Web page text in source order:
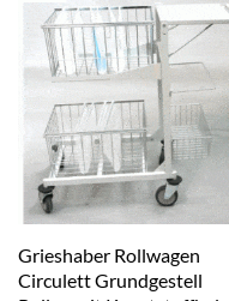
Grieshaber Rollwagen
Circulett Grundgestell